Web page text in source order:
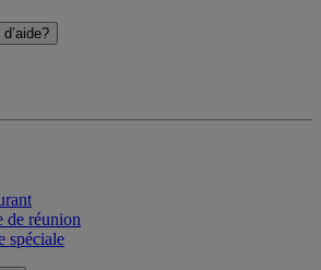
de réunion
spéciale